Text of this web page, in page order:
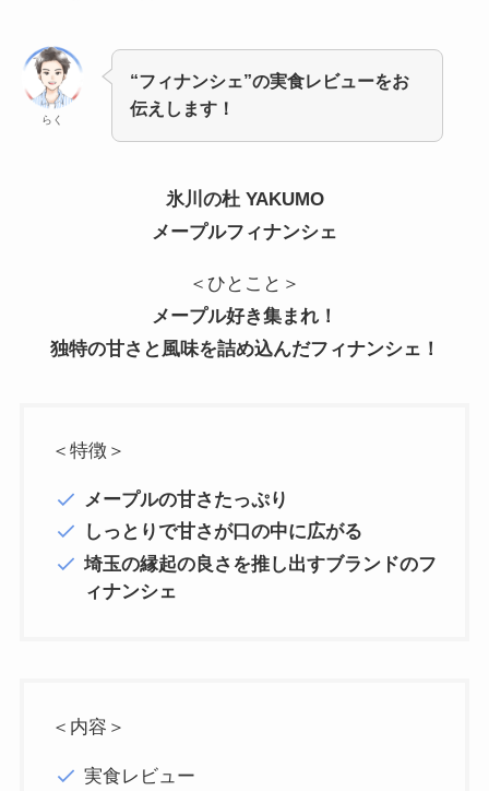
らく
“フィナンシェ”の実食レビューをお
伝えします！
氷川の杜 YAKUMO
メープルフィナンシェ
＜ひとこと＞
メープル好き集まれ！
独特の甘さと風味を詰め込んだフィナンシェ！
＜特徴＞
メープルの甘さたっぷり
しっとりで甘さが口の中に広がる
埼玉の縁起の良さを推し出すブランドのフ
ィナンシェ
＜内容＞
実食レビュー